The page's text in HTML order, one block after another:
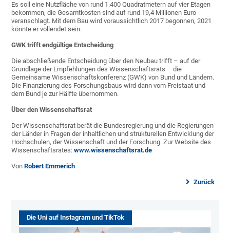
Es soll eine Nutzfläche von rund 1.400 Quadratmetern auf vier Etagen
bekommen, die Gesamtkosten sind auf rund 19,4 Millionen Euro
veranschlagt. Mit dem Bau wird voraussichtlich 2017 begonnen, 2021
könnte er vollendet sein.
GWK trifft endgültige Entscheidung
Die abschließende Entscheidung über den Neubau trifft – auf der
Grundlage der Empfehlungen des Wissenschaftsrats – die
Gemeinsame Wissenschaftskonferenz (GWK) von Bund und Ländern.
Die Finanzierung des Forschungsbaus wird dann vom Freistaat und
dem Bund je zur Hälfte übernommen.
Über den Wissenschaftsrat
Der Wissenschaftsrat berät die Bundesregierung und die Regierungen
der Länder in Fragen der inhaltlichen und strukturellen Entwicklung der
Hochschulen, der Wissenschaft und der Forschung. Zur Website des
Wissenschaftsrates:www.wissenschaftsrat.de
VonRobert Emmerich
Zurück
Die Uni auf Instagram und TikTok